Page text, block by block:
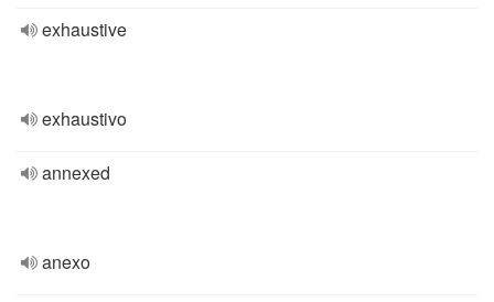
exhaustive
exhaustivo
annexed
anexo